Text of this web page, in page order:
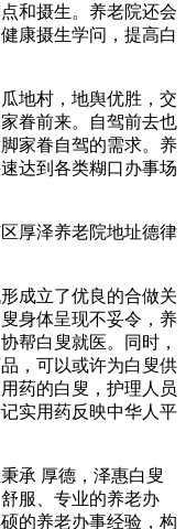
和摄生。养老院还会
康摄生学问，提高白
地村，地舆优胜，交
眷前来。自驾前去也
家眷自驾的需求。养
达到各类糊口办事场
厚泽养老院地址德律
成立了优良的合做关
身体呈现不妥令，养
帮白叟就医。同时，
，可以或许为白叟供
药的白叟，护理人员
实用药反映中华人平
承 厚德，泽惠白叟
服、专业的养老办
的养老办事经验，构